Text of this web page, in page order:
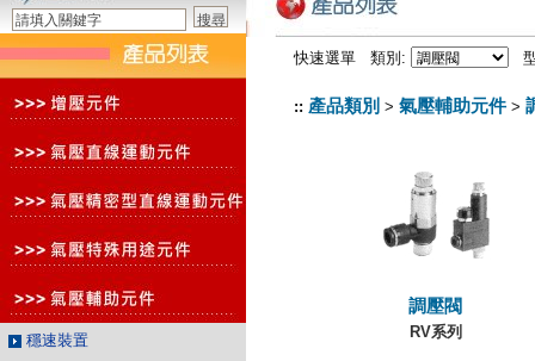
穩速裝置
快速選單 類別:
:: 產品類別 > 氣壓輔助元件 >
調壓閥
RV系列